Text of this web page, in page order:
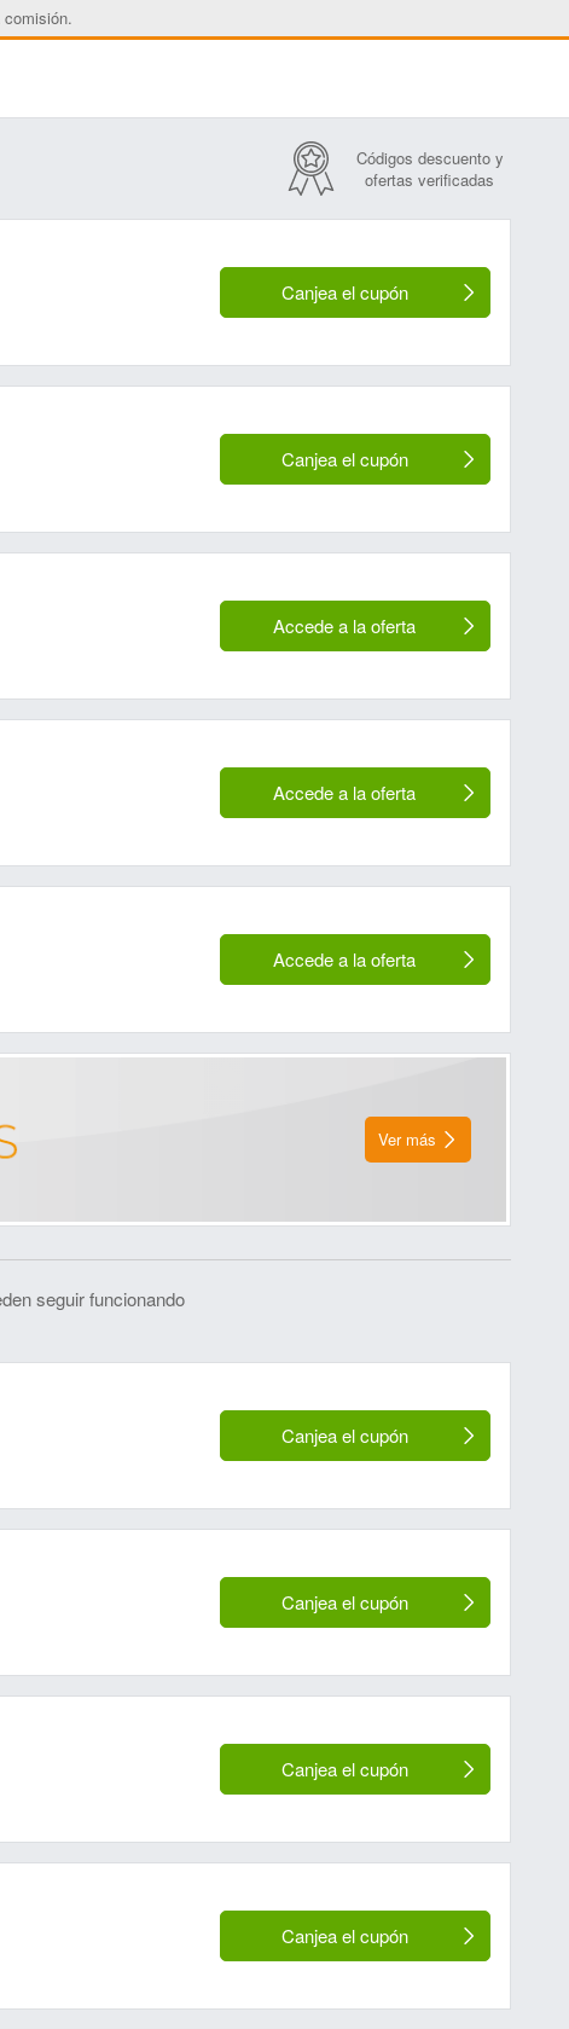
Códigos descuento y
ofertas verificadas
Canjea el cupón
Canjea el cupón
Accede a la oferta
Accede a la oferta
Accede a la oferta
Ver más
seguir funcionando
Canjea el cupón
Canjea el cupón
Canjea el cupón
Canjea el cupón